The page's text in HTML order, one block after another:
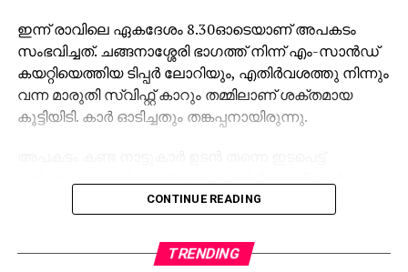
ഇന്ന് രാവിലെ ഏകദേശം 8.30ഓടെയാണ് അപകടം
സംഭവിച്ചത്. ചങ്ങനാശ്ശേരി ഭാഗത്ത് നിന്ന് എം-സാന്‍ഡ്
കയറ്റിയെത്തിയ ടിപ്പര്‍ ലോറിയും, എതിര്‍വശത്തു നിന്നും
വന്ന മാരുതി സ്വിഫ്റ്റ് കാറും തമ്മിലാണ് ശക്തമായ
കൂട്ടിയിടി. കാര്‍ ഓടിച്ചതും തങ്കപ്പനായിരുന്നു.
കോളജ് ആശുപത്രിയില്‍ എത്തിച്ചു. ലളിത തങ്കപ്പന്റെ
നില ഗുരുതരമാണെന്ന് ആശുപത്രി അധികൃതര്‍
CONTINUE READING
TRENDING